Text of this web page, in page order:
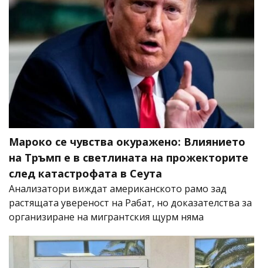
Мароко се чувства окуражено: Влиянието
на Тръмп е в светлината на прожекторите
след катастрофата в Сеута
Анализатори виждат американското рамо зад
растящата увереност на Рабат, но доказателства за
организиране на мигрантския щурм няма